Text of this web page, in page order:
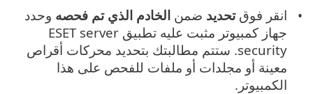
انقر فوقتحديد ضمنالخادم الذي تم فحصه وحدد
جهاز كمبيوتر مثبت عليه تطبيق ESET server
security. ستتم مطالبتك بتحديد محركات أقراص
معينة أو مجلدات أو ملفات للفحص على هذا
الكمبيوتر.